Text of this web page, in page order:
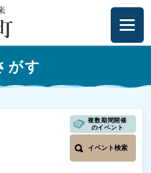
飛ばして本文へ
がす
複数期間開催
のイベント
イベント検索